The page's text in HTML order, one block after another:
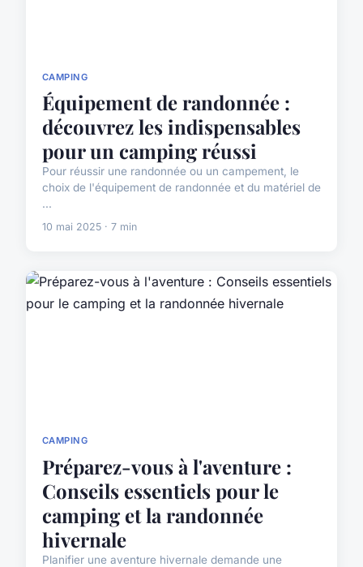
CAMPING
Équipement de randonnée :
découvrez les indispensables
pour un camping réussi
Pour réussir une randonnée ou un campement, le
choix de l'équipement de randonnée et du matériel de
...
10 mai 2025 · 7 min
CAMPING
Préparez-vous à l'aventure :
Conseils essentiels pour le
camping et la randonnée
hivernale
Planifier une aventure hivernale demande une